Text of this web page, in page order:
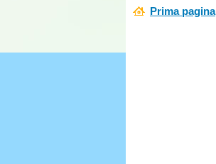
Prima pagina